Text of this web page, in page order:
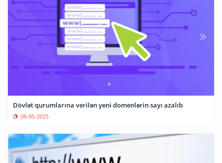
Dövlət qurumlarına verilən yeni domenlərin sayı azalıb
06-05-2025